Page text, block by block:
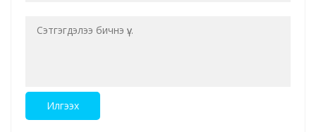
Илгээх